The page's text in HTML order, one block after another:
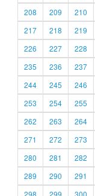
208
209 210
217
218 219
226
227 228
235
236 237
244
245 246
253
254 255
262
263 264
271
272 273
280
281 282
289
290 291
298
299 300